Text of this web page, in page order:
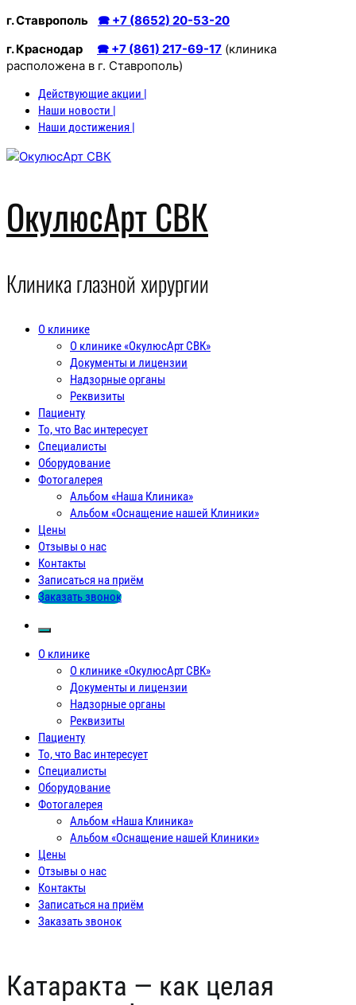
Перейти
содержимому
г. Ставрополь 🕿 +7 (8652) 20-53-20
г. Краснодар 🕿 +7 (861) 217-69-17 (клиника
расположена в г. Ставрополь)
Действующие акции |
Наши новости |
Наши достижения |
ОкулюсАрт СВК
Клиника глазной хирургии
О клинике
О клинике «ОкулюсАрт СВК»
Документы и лицензии
Надзорные органы
Реквизиты
Пациенту
То, что Вас интересует
Специалисты
Оборудование
Фотогалерея
Альбом «Наша Клиника»
Альбом «Оснащение нашей Клиники»
Цены
Отзывы о нас
Контакты
Записаться на приём
Заказать звонок
О клинике
О клинике «ОкулюсАрт СВК»
Документы и лицензии
Надзорные органы
Реквизиты
Пациенту
То, что Вас интересует
Специалисты
Оборудование
Фотогалерея
Альбом «Наша Клиника»
Альбом «Оснащение нашей Клиники»
Цены
Отзывы о нас
Контакты
Записаться на приём
Заказать звонок
Катаракта — как целая